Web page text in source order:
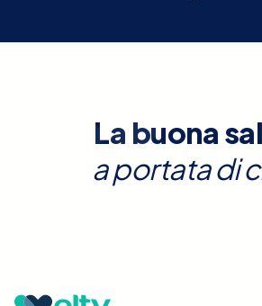
La buona
a portata di